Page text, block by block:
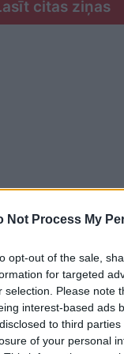
Not Process My
opt-out of the sale,
for targeted
selection. Please note
interest-based ads
to third
of your personal
citas ziņas
vārdu,